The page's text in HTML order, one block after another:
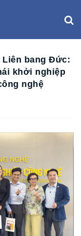
Liên bang Đức:
khởi nghiệp
nghệ